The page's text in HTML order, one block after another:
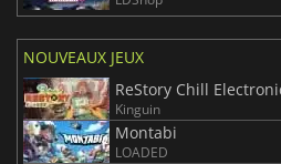
NOUVEAUX JEUX
ReStory Chill
Kinguin
Montabi
LOADED